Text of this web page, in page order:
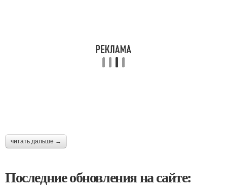
читать дальше →
Последние обновления на сайте: